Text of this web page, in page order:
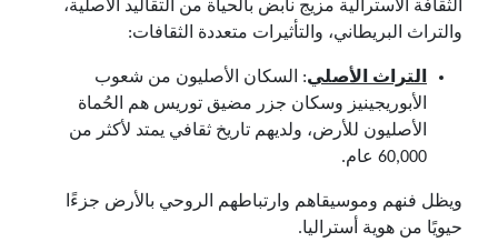
الثقافة الأسترالية مزيج نابض بالحياة من التقاليد الأصلية،
والتراث البريطاني، والتأثيرات متعددة الثقافات:
التراث الأصلي: السكان الأصليون من شعوب
الأبوريجينيز وسكان جزر مضيق توريس هم الحُماة
الأصليون للأرض، ولديهم تاريخ ثقافي يمتد لأكثر من
60,000 عام.
ويظل فنهم وموسيقاهم وارتباطهم الروحي بالأرض جزءًا
حيويًا من هوية أستراليا.